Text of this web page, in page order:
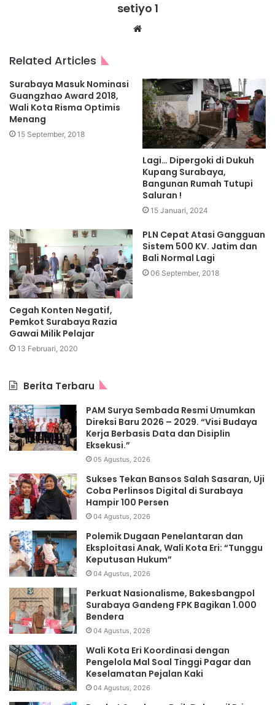
setiyo 1
Website
Related Articles
Surabaya Masuk Nominasi
Guangzhao Award 2018,
Wali Kota Risma Optimis
Menang
15 September, 2018
Lagi… Dipergoki di Dukuh
Kupang Surabaya,
Bangunan Rumah Tutupi
Saluran !
15 Januari, 2024
Cegah Konten Negatif,
Pemkot Surabaya Razia
Gawai Milik Pelajar
13 Februari, 2020
PLN Cepat Atasi Gangguan
Sistem 500 KV. Jatim dan
Bali Normal Lagi
06 September, 2018
Berita Terbaru
PAM Surya Sembada Resmi Umumkan
Direksi Baru 2026 – 2029. “Visi Budaya
Kerja Berbasis Data dan Disiplin
Eksekusi.”
05 Agustus, 2026
Sukses Tekan Bansos Salah Sasaran, Uji
Coba Perlinsos Digital di Surabaya
Hampir 100 Persen
04 Agustus, 2026
Polemik Dugaan Penelantaran dan
Eksploitasi Anak, Wali Kota Eri: “Tunggu
Keputusan Hukum”
04 Agustus, 2026
Perkuat Nasionalisme, Bakesbangpol
Surabaya Gandeng FPK Bagikan 1.000
Bendera
04 Agustus, 2026
Wali Kota Eri Koordinasi dengan
Pengelola Mal Soal Tinggi Pagar dan
Keselamatan Pejalan Kaki
04 Agustus, 2026